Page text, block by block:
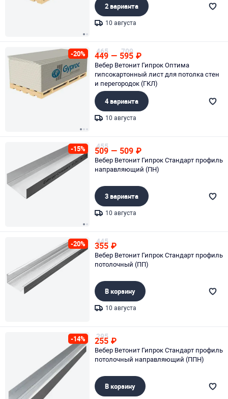
2 варианта
10 августа
-20% 465
449 — 709
595 ₽
Вебер Ветонит Гипрок Оптима
гипсокартонный лист для потолка стен
и перегородок (ГКЛ)
4 варианта
10 августа
-15% 455
509 — 509 ₽
Вебер Ветонит Гипрок Стандарт профиль
направляющий (ПН)
3 варианта
10 августа
-20% 445
355 ₽
Вебер Ветонит Гипрок Стандарт профиль
потолочный (ПП)
В корзину
10 августа
-14% 295
255 ₽
Вебер Ветонит Гипрок Стандарт профиль
потолочный направляющий (ППН)
В корзину